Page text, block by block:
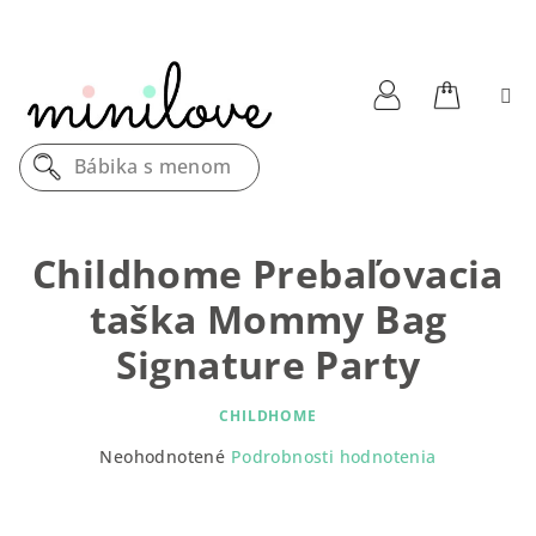
Bábika s menom
Childhome Prebaľovacia
taška Mommy Bag
Signature Party
CHILDHOME
Neohodnotené Podrobnosti hodnotenia